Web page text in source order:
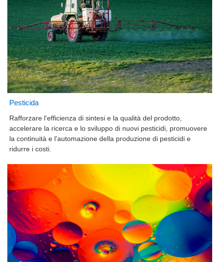
Pesticida
Rafforzare l'efficienza di sintesi e la qualità del prodotto,
accelerare la ricerca e lo sviluppo di nuovi pesticidi, promuovere
la continuità e l'automazione della produzione di pesticidi e
ridurre i costi.